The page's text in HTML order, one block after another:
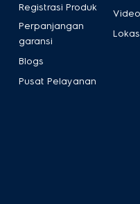
Registrasi Produk
Perpanjangan
garansi
Blogs
Pusat Pelayanan